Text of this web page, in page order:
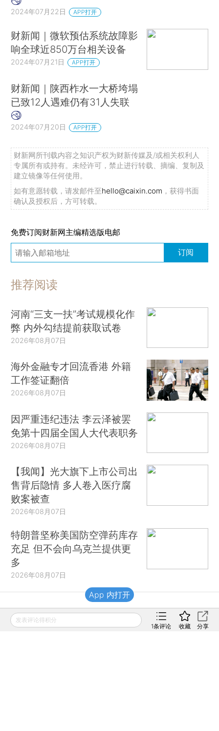
2024年07月22日 APP打开
财新闻｜微软预估系统故障影
响全球近850万台相关设备
2024年07月21日 APP打开
财新闻｜陕西柞水一大桥垮塌
已致12人遇难仍有31人失联
2024年07月20日 APP打开
财新网所刊载内容之知识产权为财新传媒及/或相关权利人
专属所有或持有。未经许可，禁止进行转载、摘编、复制及
建立镜像等任何使用。
如有意愿转载，请发邮件至hello@caixin.com ，获得书面
确认及授权后，方可转载。
免费订阅财新网主编精选版电邮
订阅
推荐阅读
河南“三支一扶”考试规模化作
弊 内外勾结提前获取试卷
2026年08月07日
海外金融专才回流香港 外籍
工作签证翻倍
2026年08月07日
因严重违纪违法 李云泽被罢
免第十四届全国人大代表职务
2026年08月07日
【我闻】光大旗下上市公司出
售背后隐情 多人卷入医疗腐
败案被查
2026年08月07日
特朗普坚称美国防空弹药库存
充足 但不会向乌克兰提供更
多
2026年08月07日
财新移动
发表评论得积分
1条评论 收藏 分享
App 内打开